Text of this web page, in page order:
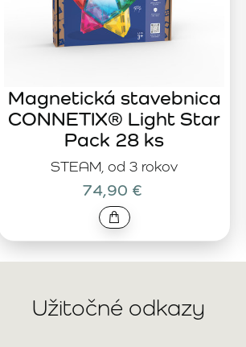
STEAM, od 3 rokov
Magnetická stavebnica
CONNETIX® Light Star
Pack 28 ks
74,90 €
Užitočné odkazy